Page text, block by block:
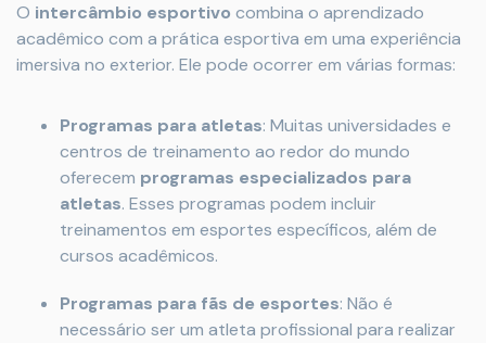
O intercâmbio esportivo combina o aprendizado
acadêmico com a prática esportiva em uma experiência
imersiva no exterior. Ele pode ocorrer em várias formas:
Programas para atletas: Muitas universidades e
centros de treinamento ao redor do mundo
oferecem programas especializados para
atletas. Esses programas podem incluir
treinamentos em esportes específicos, além de
cursos acadêmicos.
Programas para fãs de esportes: Não é
necessário ser um atleta profissional para realizar